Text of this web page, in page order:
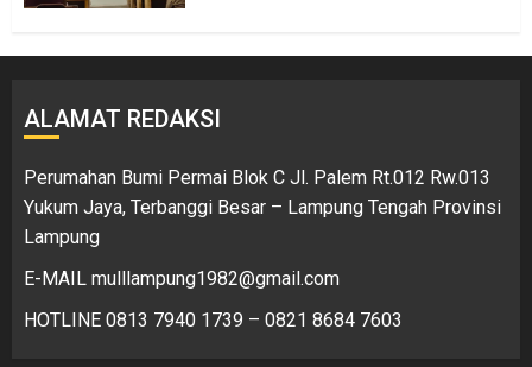
ALAMAT REDAKSI
Perumahan Bumi Permai Blok C Jl. Palem Rt.012 Rw.013
Yukum Jaya, Terbanggi Besar – Lampung Tengah Provinsi
Lampung
E-MAIL mulllampung1982@gmail.com
HOTLINE 0813 7940 1739 – 0821 8684 7603